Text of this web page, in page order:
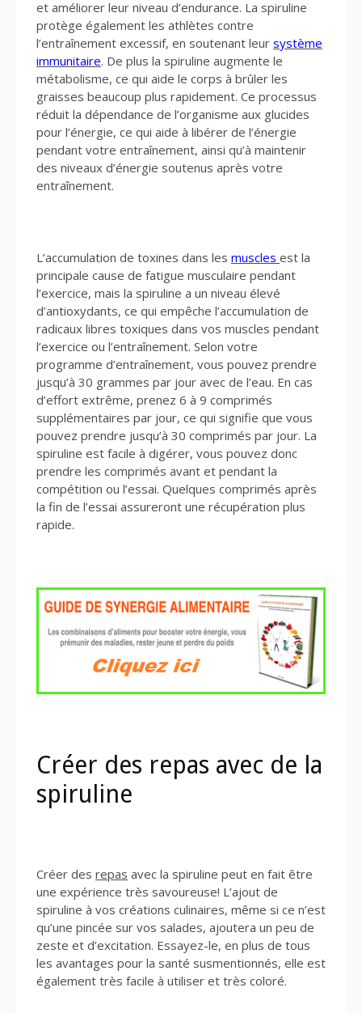
et améliorer leur niveau d’endurance. La spiruline
protège également les athlètes contre
l’entraînement excessif, en soutenant leur système
immunitaire. De plus la spiruline augmente le
métabolisme, ce qui aide le corps à brûler les
graisses beaucoup plus rapidement. Ce processus
réduit la dépendance de l’organisme aux glucides
pour l’énergie, ce qui aide à libérer de l’énergie
pendant votre entraînement, ainsi qu’à maintenir
des niveaux d’énergie soutenus après votre
entraînement.
L’accumulation de toxines dans les muscles est la
principale cause de fatigue musculaire pendant
l’exercice, mais la spiruline a un niveau élevé
d’antioxydants, ce qui empêche l’accumulation de
radicaux libres toxiques dans vos muscles pendant
l’exercice ou l’entraînement. Selon votre
programme d’entraînement, vous pouvez prendre
jusqu’à 30 grammes par jour avec de l’eau. En cas
d’effort extrême, prenez 6 à 9 comprimés
supplémentaires par jour, ce qui signifie que vous
pouvez prendre jusqu’à 30 comprimés par jour. La
spiruline est facile à digérer, vous pouvez donc
prendre les comprimés avant et pendant la
compétition ou l’essai. Quelques comprimés après
la fin de l’essai assureront une récupération plus
rapide.
Créer des repas avec de la
spiruline
Créer des repas avec la spiruline peut en fait être
une expérience très savoureuse! L’ajout de
spiruline à vos créations culinaires, même si ce n’est
qu’une pincée sur vos salades, ajoutera un peu de
zeste et d’excitation. Essayez-le, en plus de tous
les avantages pour la santé susmentionnés, elle est
également très facile à utiliser et très coloré.